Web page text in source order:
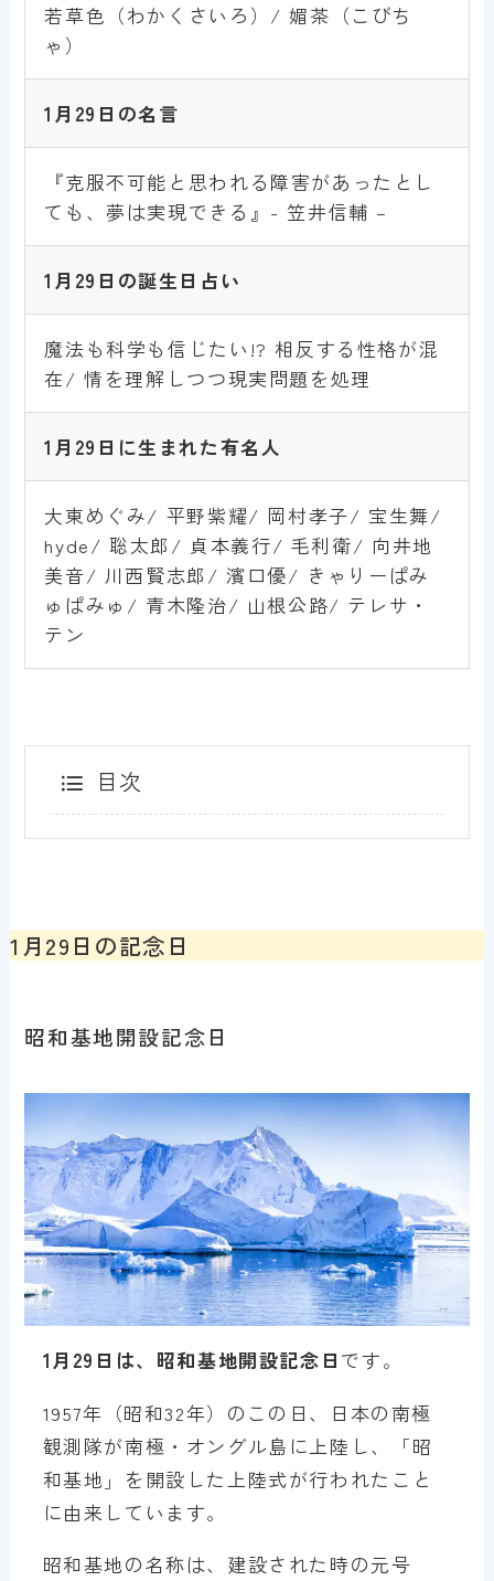
若草色（わかくさいろ）/ 媚茶（こびち
ゃ）
1月 29 日の名言
『克服不可能と思われる障害があったとし
ても、夢は実現できる』- 笠井信輔 –
1月 29 日の誕生日占い
魔法も科学も信じたい!? 相反する性格が混
在/ 情を理解しつつ現実問題を処理
1月 29 日に生まれた有名人
大東めぐみ/ 平野紫耀/ 岡村孝子/ 宝生舞/
hyde/ 聡太郎/ 貞本義行/ 毛利衛/ 向井地
美音/ 川西賢志郎/ 濱口優/ きゃりーぱみ
ゅぱみゅ/ 青木隆治/ 山根公路/ テレサ・
テン
目次
1月29日の記念日
昭和基地開設記念日
1月29日は、昭和基地開設記念日 です。
1957年（昭和32年）のこの日、日本の南極
観測隊が南極・オングル島に上陸し、「昭
和基地」を開設した上陸式が行われたこと
に由来しています。
昭和基地の名称は、建設された時の元号